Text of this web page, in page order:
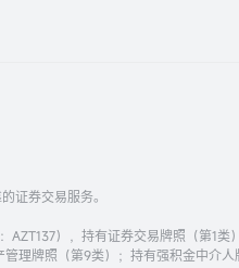
证券交易服务。
AZT137），持有证券交易牌照（第1
理牌照（第9类）；持有强积金中介